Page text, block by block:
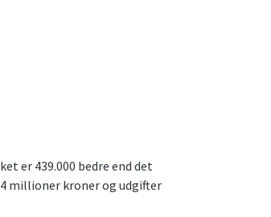
er 439.000 bedre end det
millioner kroner og udgifter